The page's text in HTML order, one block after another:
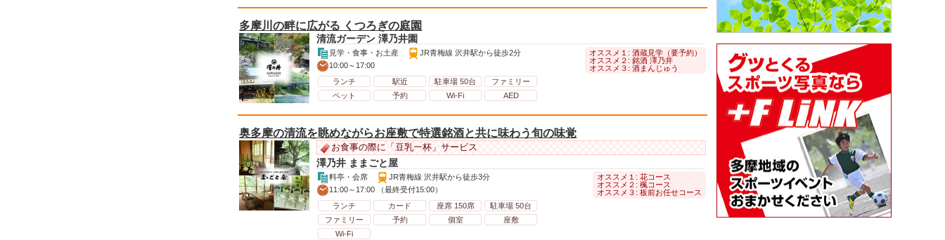
多摩川の畔に広がる くつろぎの庭園
清流ガーデン 澤乃井園
オススメ１: 酒蔵見学（要予約）
オススメ２: 銘酒 澤乃井
オススメ３: 酒まんじゅう
見学・食事・お土産
JR青梅線 沢井駅から徒歩2分
10:00～17:00
ランチ
駅近 駐車場 50台
ファミリー
ペット
予約 Wi-Fi AED
奥多摩の清流を眺めながらお座敷で特選銘酒と共に味わう旬の味覚
お食事の際に「豆乳一杯」サービス
澤乃井 ままごと屋
オススメ１: 花コース
オススメ２: 楓コース
オススメ３: 板前お任せコース
料亭・会席
JR青梅線 沢井駅から徒歩3分
11:00～17:00 （最終受付15:00）
ランチ
カード 座席 150席
駐車場 50台
ファミリー
予約 個室
座敷
Wi-Fi